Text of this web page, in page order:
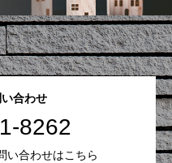
合わせ
8262
い合わせはこちら